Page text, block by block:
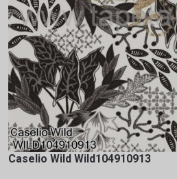
Caselio Wild Wild104910913